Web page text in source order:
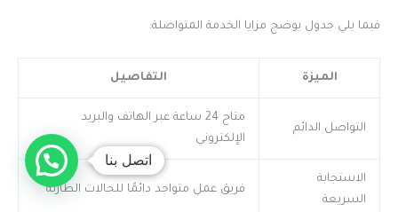
فيما يلي جدول يوضح مزايا الخدمة المتواصلة:
الميزة التفاصيل
التواصل الدائم
متاح 24 ساعة عبر الهاتف والبريد
الإلكتروني
الاستجابة
السريعة
فريق عمل متواجد دائمًا للحالات الطارئة
اتصل بنا